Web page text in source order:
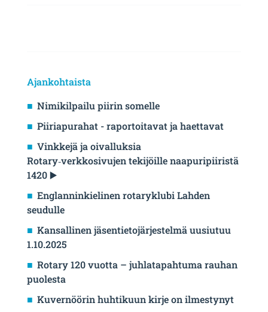
Ajankohtaista
Nimikilpailu piirin somelle
Piiriapurahat - raportoitavat ja haettavat
Vinkkejä ja oivalluksia
Rotary‑verkkosivujen tekijöille naapuripiiristä
1420 ▶️
Englanninkielinen rotaryklubi Lahden
seudulle
Kansallinen jäsentietojärjestelmä uusiutuu
1.10.2025
Rotary 120 vuotta – juhlatapahtuma rauhan
puolesta
Kuvernöörin huhtikuun kirje on ilmestynyt